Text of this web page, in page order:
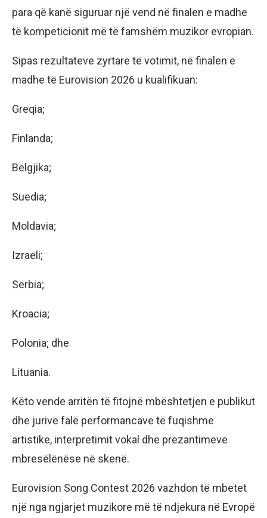
para që kanë siguruar një vend në finalen e madhe
të kompeticionit më të famshëm muzikor evropian.
Sipas rezultateve zyrtare të votimit, në finalen e
madhe të Eurovision 2026 u kualifikuan:
Greqia;
Finlanda;
Belgjika;
Suedia;
Moldavia;
Izraeli;
Serbia;
Kroacia;
Polonia; dhe
Lituania.
Këto vende arritën të fitojnë mbështetjen e publikut
dhe jurive falë performancave të fuqishme
artistike, interpretimit vokal dhe prezantimeve
mbresëlënëse në skenë.
Eurovision Song Contest 2026 vazhdon të mbetet
një nga ngjarjet muzikore më të ndjekura në Evropë